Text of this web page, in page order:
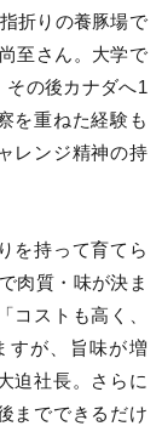
折りの養豚場で
至さん。大学で
その後カナダへ1
を重ねた経験も
レンジ精神の持
を持って育てら
肉質・味が決ま
コストも高く、
すが、旨味が増
迫社長。さらに
までできるだけ